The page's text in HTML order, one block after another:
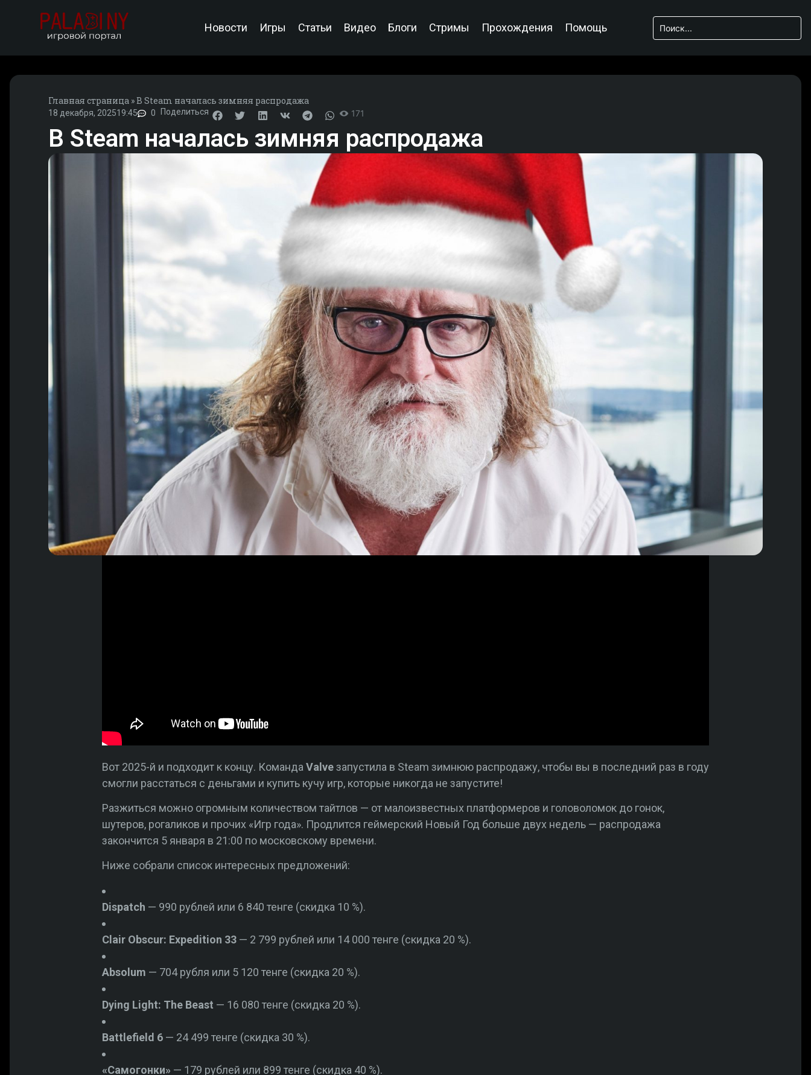
Новости Игры Статьи Видео Блоги Стримы Прохождения Помощь
Главная страница »В Steam началась зимняя распродажа
18 декабря, 202519:45 0 Поделиться 171
В Steam началась зимняя распродажа
Вот 2025-й и подходит к концу. Команда Valveзапустила в Steam зимнюю распродажу, чтобы вы в последний раз в году
смогли расстаться с деньгами и купить кучу игр, которые никогда не запустите!
Разжиться можно огромным количеством тайтлов — от малоизвестных платформеров и головоломок до гонок,
шутеров, рогаликов и прочих «Игр года». Продлится геймерский Новый Год больше двух недель — распродажа
закончится 5 января в 21:00 по московскому времени.
Ниже собрали список интересных предложений:
Dispatch — 990 рублей или 6 840 тенге (скидка 10 %).
Clair Obscur: Expedition 33— 2 799 рублей или 14 000 тенге (скидка 20 %).
Absolum — 704 рубля или 5 120 тенге (скидка 20 %).
Dying Light: The Beast — 16 080 тенге (скидка 20 %).
Battlefield 6— 24 499 тенге (скидка 30 %).
«Самогонки» — 179 рублей или 899 тенге (скидка 40 %).